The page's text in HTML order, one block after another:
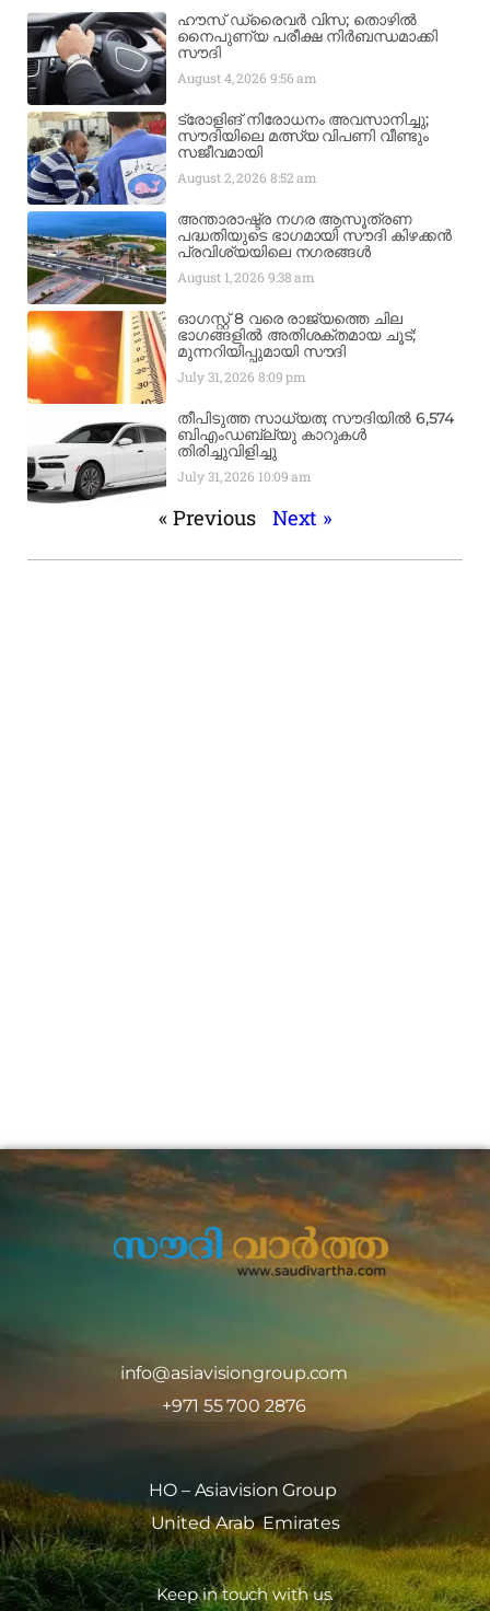
ഹൗസ് ഡ്രൈവർ വിസ; തൊഴിൽ
നൈപുണ്യ പരീക്ഷ നിർബന്ധമാക്കി
സൗദി
August 4, 2026 9:56 am
ട്രോളിങ് നിരോധനം അവസാനിച്ചു;
സൗദിയിലെ മത്സ്യ വിപണി വീണ്ടും
സജീവമായി
August 2, 2026 8:52 am
അന്താരാഷ്ട്ര നഗര ആസൂത്രണ
പദ്ധതിയുടെ ഭാഗമായി സൗദി കിഴക്കൻ
പ്രവിശ്യയിലെ നഗരങ്ങൾ
August 1, 2026 9:38 am
ഓഗസ്റ്റ് 8 വരെ രാജ്യത്തെ ചില
ഭാഗങ്ങളിൽ അതിശക്തമായ ചൂട്;
മുന്നറിയിപ്പുമായി സൗദി
July 31, 2026 8:09 pm
തീപിടുത്ത സാധ്യത; സൗദിയിൽ 6,574
ബിഎംഡബ്ല്യു കാറുകൾ
തിരിച്ചുവിളിച്ചു
July 31, 2026 10:09 am
« Previous Next »
info@asiavisiongroup.com
+971 55 700 2876
HO – Asiavision Group
United Arab Emirates
Keep in touch with us.